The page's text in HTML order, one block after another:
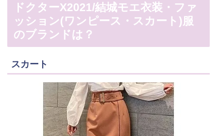
ドクターX2021/結城モエ衣装・ファ
ッション(ワンピース・スカート)服
のブランドは？
スカート